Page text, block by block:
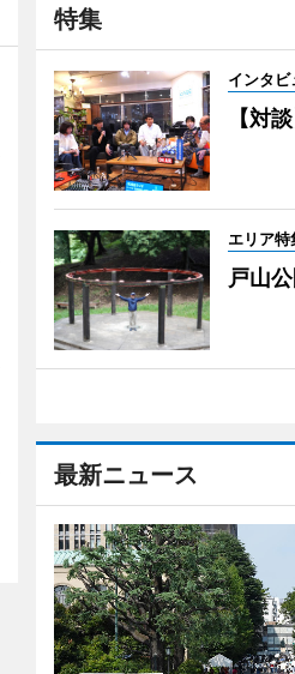
特集
インタビ
【対
エリア特
戸山
最新ニュース